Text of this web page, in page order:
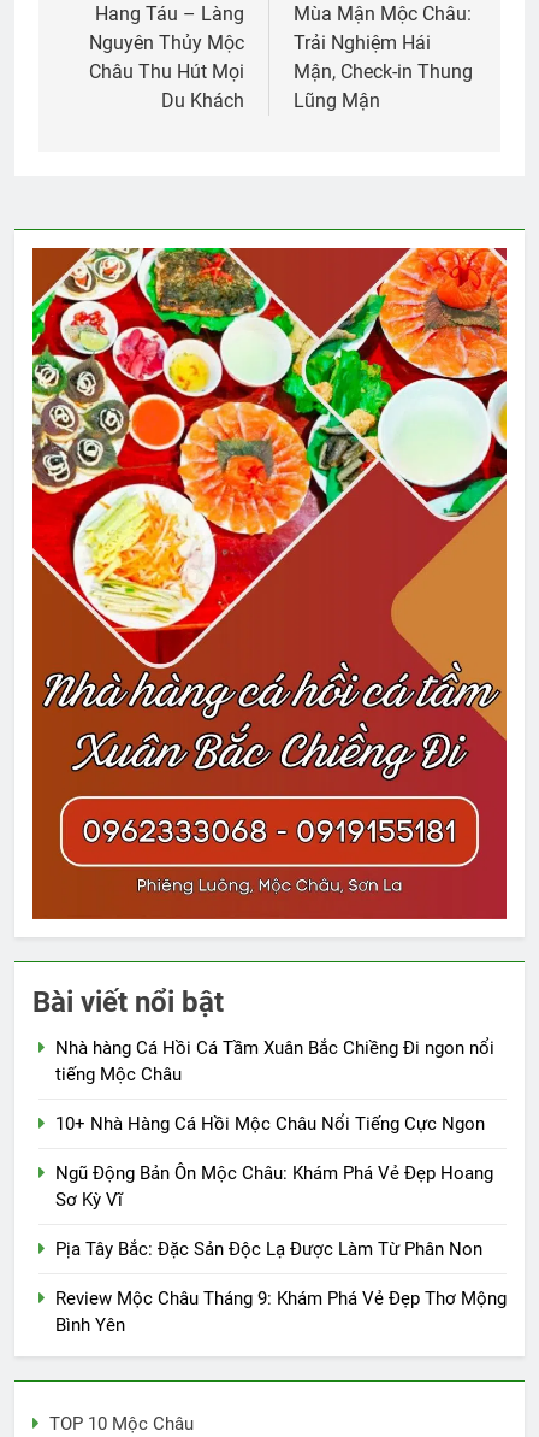
hướng
bài
Hang Táu – Làng
Nguyên Thủy Mộc
Châu Thu Hút Mọi
Du Khách
Mùa Mận Mộc Châu:
Trải Nghiệm Hái
Mận, Check-in Thung
Lũng Mận
Bài viết nổi bật
Nhà hàng Cá Hồi Cá Tầm Xuân Bắc Chiềng Đi ngon nổi
tiếng Mộc Châu
10+ Nhà Hàng Cá Hồi Mộc Châu Nổi Tiếng Cực Ngon
Ngũ Động Bản Ôn Mộc Châu: Khám Phá Vẻ Đẹp Hoang
Sơ Kỳ Vĩ
Pịa Tây Bắc: Đặc Sản Độc Lạ Được Làm Từ Phân Non
Review Mộc Châu Tháng 9: Khám Phá Vẻ Đẹp Thơ Mộng
Bình Yên
TOP 10 Mộc Châu